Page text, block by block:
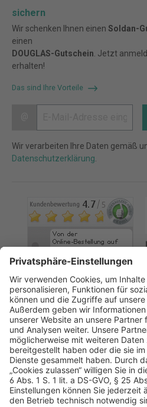
sichern
Wir schenken Ihnen einen Soldan-
einen
DOUGLAS-Gutschein . Jetzt
erhalten!
Das sind Ihre Vorteile
Wir verarbeiten Ihre Daten gemäß
Datenschutzerklärung
AGB Datenschutz